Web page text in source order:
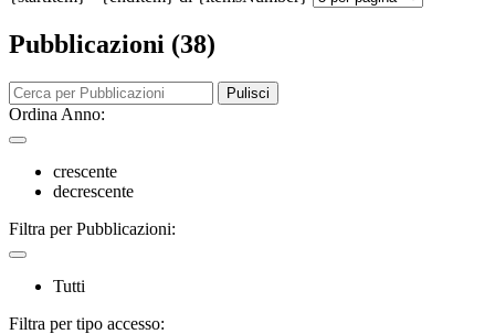
Pubblicazioni (38)
Pulisci
Ordina Anno:
crescente
decrescente
Filtra per Pubblicazioni:
Tutti
Filtra per tipo accesso: